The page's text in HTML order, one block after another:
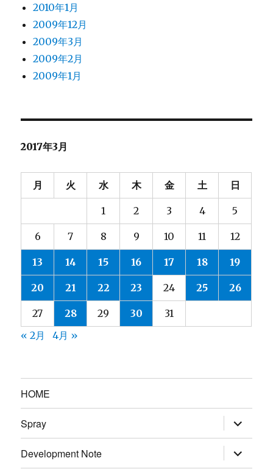
2010年1月
2009年12月
2009年3月
2009年2月
2009年1月
2017年3月
月 火 水 木 金 土 日
1 2 3 4 5
6 7 8 9 10 11 12
13 14 15 16 17 18 19
20 21 22 23 24 25 26
27 28 29 30
31
« 2月
4月 »
HOME
Spray サ
ブ
メ
ニ
ュ
Development Note サ
ブ